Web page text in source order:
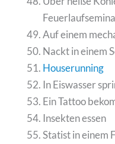
Auf einem
Nackt in einem
Houserunning
In Eiswasser
Ein Tattoo
Insekten essen
Statist in einem